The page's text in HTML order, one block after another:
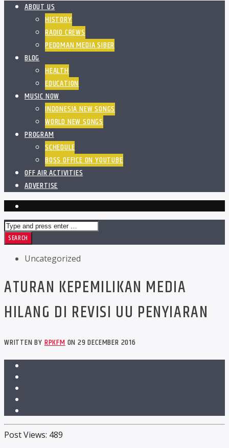
ABOUT US
HISTORY
RADIO CREWS
PEDOMAN MEDIA SIBER
BLOG
HEALTH
EDUCATION
MUSIC NOW
INDONESIA NEW SONGS
WORLD NEW SONGS
PROGRAM
SCHEDULE
BOSS OFFICE ON YOUTUBE
OFF AIR ACTIVITIES
ADVERTISE
Uncategorized
ATURAN KEPEMILIKAN MEDIA
HILANG DI REVISI UU PENYIARAN
WRITTEN BYRPKFMON 29 DECEMBER 2016
Post Views: 489